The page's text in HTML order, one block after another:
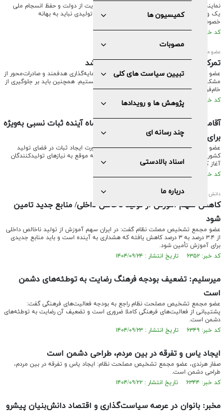
کمیسیون ها
مصوبات
تبیین سیاست های کلی
پژوهش ها و رویدادها
چند رسانه ای
اسناد بالادستی
درباره ما
نماینده ولی‌فقیه در استان مرکزی با بیان اینکه حمایت از دولت و حفظ انسجام ملی
یک وظیفه همگانی در کشور است، گفت: واحدهای تولیدی نباید به بهانه
خصوصی‌سازی به خاک سیاه نشانده شوند.
کد خبر: ۶۳۶۹ تاریخ انتشار : ۱۴۰۴/۱۰/۰۳
عضو مجمع تشخیص مصلحت نظام:
تمرکز باید بر جلوگیری از خام‌فروشی باشد
عضو مجمع تشخیص مصلحت نظام گفت: نبود سرمایه‌گذاری هدفمند و صادرات‌محور از
مشکلاتی است که در حوزه‌ی صادرات با آن مواجه هستیم. همچنین باید بر جلوگیری از
خام‌فروشی تمرکز کنیم.
کد خبر: ۶۳۶۱ تاریخ انتشار : ۱۴۰۴/۱۰/۰۲
آقامحمدی:­ امیدواریم دولت ظرف یک ماه آینده ثبات نسبی به‌ویژه
برای تولیدکنندگان جوان ایجاد کند
عضو مجمع تشخیص مصلحت نظام با تأکید بر ضرورت ایجاد ثبات در فضای تولید
کشور گفت: دولت اخیراً اقداماتی برای پاسخگویی به موقع به نیاز‌های تولیدکنندگان
آغاز کرده است.
کد خبر: ۶۳۶۰ تاریخ انتشار : ۱۴۰۴/۰۹/۲۹
دانش جعفری مطرح کرد:
کاهش سهم آموزش از تولید ناخالص داخلی/ منابع جدید تامین
شود
عضو مجمع تشخیص مصلت نظام گفت: در ایران سهم آموزش از تولید ناخالص داخلی
از ۳.۴ درصد به ۳ درصد کاهش یافته که هشداری به آینده است و باید منابع جدیدی
برای آموزش تأمین شود.
کد خبر: ۶۳۵۲ تاریخ انتشار : ۱۴۰۴/۰۹/۲۴
میرسلیم: تضعیف بودجه فرهنگ رضایت به توطئه‌های دشمن
است
عضو مجمع تشخیص مصلحت نظام راجع به بودجه‌ فعالیت‌های فرهنگی گفت:
پشتیبانی از فعالیت‌های فرهنگی کاملا ضروری است و تضعیف آن رضایت به توطئه‌های
دشمن است.
کد خبر: ۶۳۴۹ تاریخ انتشار : ۱۴۰۴/۰۹/۲۳
ایجاد یاس و تفرقه در بین مردم، طراحی دشمن است
صفار هرندی، عضو مجمع تشخیص مصلحت نظام: ایجاد یاس و تفرقه در بین مردم،
طراحی دشمن است.
کد خبر: ۶۳۴۴ تاریخ انتشار : ۱۴۰۴/۰۹/۲۲
مخبر: بانوان در عرصه سیاست‌گذاری و اقتصاد دانش‌بنیان پیشرو